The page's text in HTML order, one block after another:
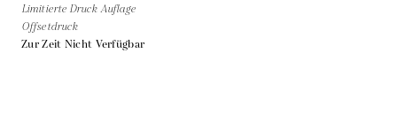
Limitierte Druck Auflage
Offsetdruck
Zur Zeit Nicht Verfügbar